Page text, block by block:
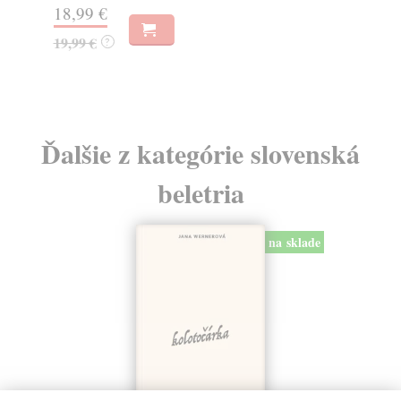
13,48 €
13,90 € ?
Ďalšie z kategórie slovenská
beletria
na sklade